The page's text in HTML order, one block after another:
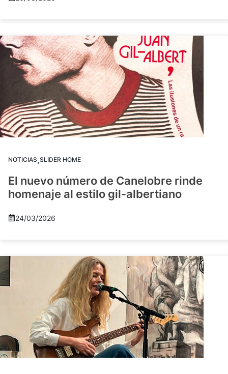
NOTICIAS,SLIDER HOME
El nuevo número de Canelobre rinde
homenaje al estilo gil-albertiano
24/03/2026